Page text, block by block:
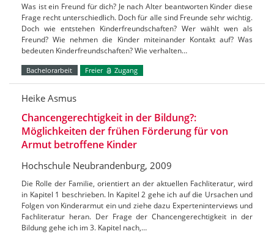
Was ist ein Freund für dich? Je nach Alter beantworten Kinder diese
Frage recht unterschiedlich. Doch für alle sind Freunde sehr wichtig.
Doch wie entstehen Kinderfreundschaften? Wer wählt wen als
Freund? Wie nehmen die Kinder miteinander Kontakt auf? Was
bedeuten Kinderfreundschaften? Wie verhalten…
Bachelorarbeit Freier Zugang
Heike Asmus
Chancengerechtigkeit in der Bildung?:
Möglichkeiten der frühen Förderung für von
Armut betroffene Kinder
Hochschule Neubrandenburg, 2009
Die Rolle der Familie, orientiert an der aktuellen Fachliteratur, wird
in Kapitel 1 beschrieben. In Kapitel 2 gehe ich auf die Ursachen und
Folgen von Kinderarmut ein und ziehe dazu Experteninterviews und
Fachliteratur heran. Der Frage der Chancengerechtigkeit in der
Bildung gehe ich im 3. Kapitel nach,…